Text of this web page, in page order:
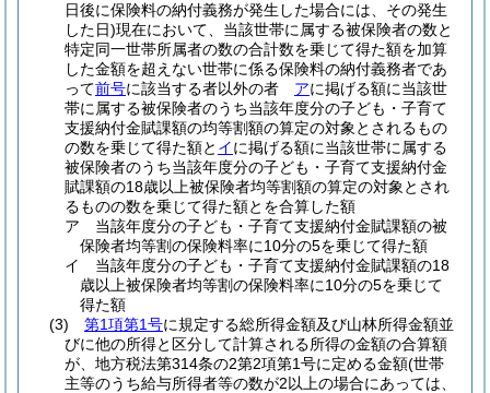
日後に保険料の納付義務が発生した場合には、その発生
した日)現在において、当該世帯に属する被保険者の数と
特定同一世帯所属者の数の合計数を乗じて得た額を加算
した金額を超えない世帯に係る保険料の納付義務者であ
って前号に該当する者以外の者 アに掲げる額に当該世
帯に属する被保険者のうち当該年度分の子ども・子育て
支援納付金賦課額の均等割額の算定の対象とされるもの
の数を乗じて得た額と イに掲げる額に当該世帯に属する
被保険者のうち当該年度分の子ども・子育て支援納付金
賦課額の18歳以上被保険者均等割額の算定の対象とされ
るものの数を乗じて得た額とを合算した額
ア
当該年度分の子ども・子育て支援納付金賦課額の被
保険者均等割の保険料率に10分の5を乗じて得た額
イ
当該年度分の子ども・子育て支援納付金賦課額の18
歳以上被保険者均等割の保険料率に10分の5を乗じて
得た額
(3)
第1項第1号に規定する総所得金額及び山林所得金額並
びに他の所得と区分して計算される所得の金額の合算額
が、地方税法第314条の2第2項第1号に定める金額(世帯
主等のうち給与所得者等の数が2以上の場合にあっては、